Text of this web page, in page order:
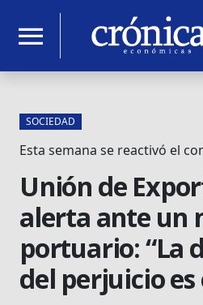
menu
SOCIEDAD
Esta semana se reactivó el
Unión de
alerta ante un
portuario: “La
del perjuicio